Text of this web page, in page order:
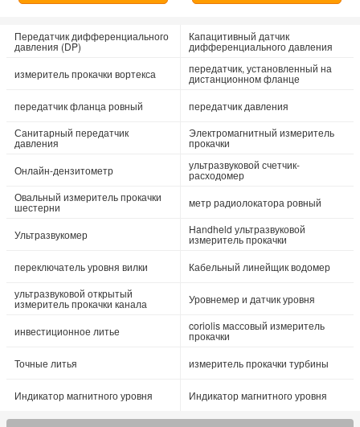
Передатчик дифференциального
давления (DP)
Капацитивный датчик
дифференциального давления
измеритель прокачки вортекса
передатчик, установленный на
дистанционном фланце
передатчик фланца ровный
передатчик давления
Санитарный передатчик
давления
Электромагнитный измеритель
прокачки
Онлайн-дензитометр
ультразвуковой счетчик-
расходомер
Овальный измеритель прокачки
шестерни метр радиолокатора ровный
Ультразвукомер Handheld ультразвуковой
измеритель прокачки
переключатель уровня вилки
Кабельный линейщик водомер
ультразвуковой открытый
измеритель прокачки канала Уровнемер и датчик уровня
инвестиционное литье coriolis массовый измеритель
прокачки
Точные литья
измеритель прокачки турбины
Индикатор магнитного уровня Индикатор магнитного уровня